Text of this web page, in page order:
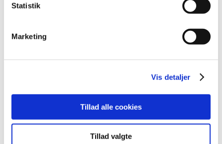
Statistik
Marketing
Vis detaljer
Tillad alle cookies
Tillad valgte
maj (2)
februar (6)
2009 (14)